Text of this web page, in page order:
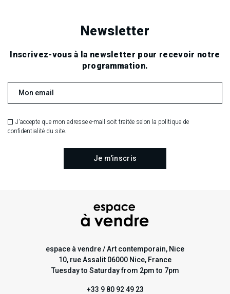
Newsletter
Inscrivez-vous à la newsletter pour recevoir notre
programmation.
J'accepte que mon adresse e-mail soit traitée selon la politique de
confidentialité du site.
espace à vendre / Art contemporain, Nice
10, rue Assalit 06000 Nice, France
Tuesday to Saturday from 2pm to 7pm
+33 9 80 92 49 23
...